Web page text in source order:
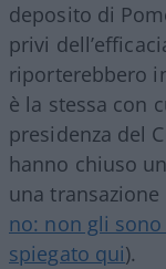
deposito di
privi
riporterebbero
è la stessa con
presidenza del
hanno chiuso
una
no: non gli
spiegato qui).